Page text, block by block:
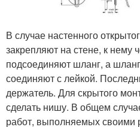
В случае настенного
закрепляют на стене, к нему
подсоединяют шланг, а
соединяют с лейкой.
держатель. Для скрытого
сделать нишу. В общем
работ, выполняемых своими